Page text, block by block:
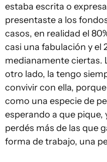
estaba escrita o
presentaste a los
casos, en realidad el
casi una fabulación y el
medianamente ciertas.
otro lado, la tengo
convivir con ella,
como una especie de
esperando a que pique,
perdés más de las que
forma de trabajo, una